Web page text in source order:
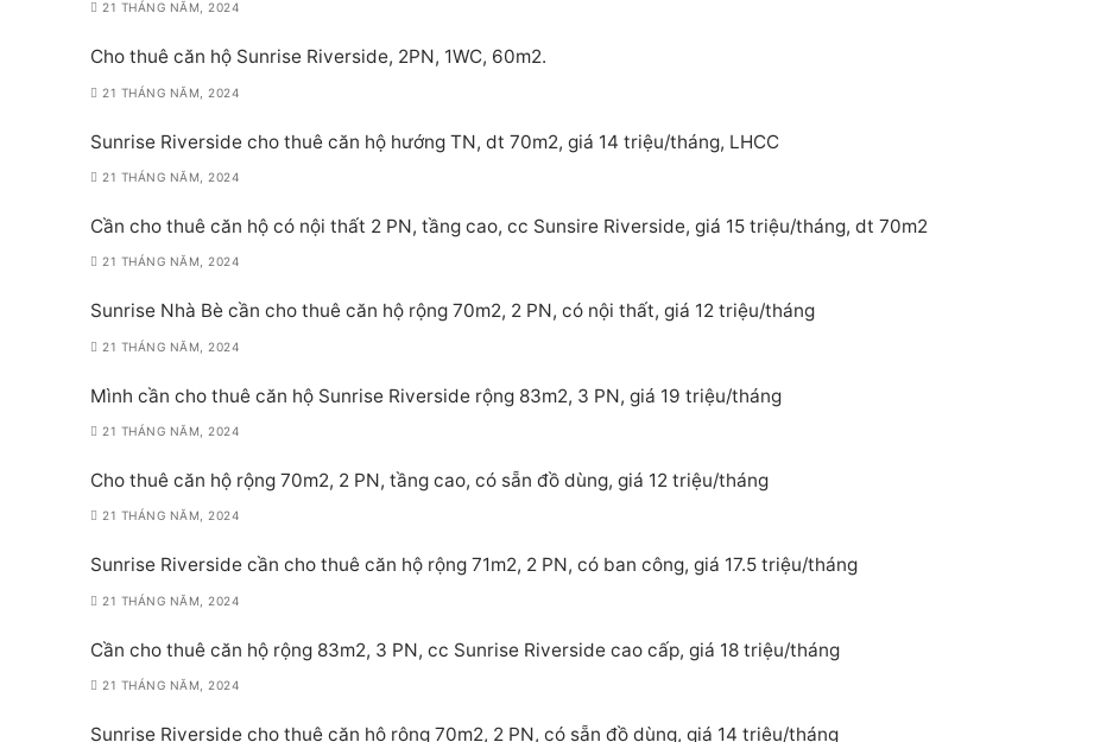
21 THÁNG NĂM, 2024
Cho thuê căn hộ Sunrise Riverside, 2PN, 1WC, 60m2.
21 THÁNG NĂM, 2024
Sunrise Riverside cho thuê căn hộ hướng TN, dt 70m2, giá 14 triệu/tháng, LHCC
21 THÁNG NĂM, 2024
Cần cho thuê căn hộ có nội thất 2 PN, tầng cao, cc Sunsire Riverside, giá 15 triệu/tháng, dt 70m2
21 THÁNG NĂM, 2024
Sunrise Nhà Bè cần cho thuê căn hộ rộng 70m2, 2 PN, có nội thất, giá 12 triệu/tháng
21 THÁNG NĂM, 2024
Mình cần cho thuê căn hộ Sunrise Riverside rộng 83m2, 3 PN, giá 19 triệu/tháng
21 THÁNG NĂM, 2024
Cho thuê căn hộ rộng 70m2, 2 PN, tầng cao, có sẵn đồ dùng, giá 12 triệu/tháng
21 THÁNG NĂM, 2024
Sunrise Riverside cần cho thuê căn hộ rộng 71m2, 2 PN, có ban công, giá 17.5 triệu/tháng
21 THÁNG NĂM, 2024
Cần cho thuê căn hộ rộng 83m2, 3 PN, cc Sunrise Riverside cao cấp, giá 18 triệu/tháng
21 THÁNG NĂM, 2024
Sunrise Riverside cho thuê căn hộ rộng 70m2, 2 PN, có sẵn đồ dùng, giá 14 triệu/tháng